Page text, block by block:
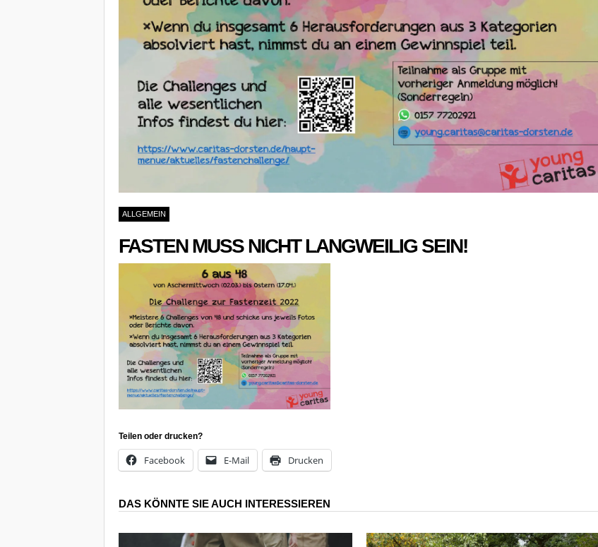
ALLGEMEIN
FASTEN MUSS NICHT LANGWEILIG SEIN!
Teilen oder drucken?
Facebook E-Mail Drucken
DAS KÖNNTE SIE AUCH INTERESSIEREN